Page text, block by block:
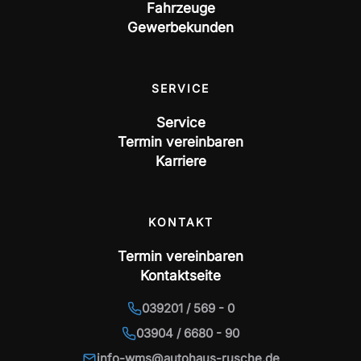
Fahrzeuge
Gewerbekunden
SERVICE
Service
Termin vereinbaren
Karriere
KONTAKT
Termin vereinbaren
Kontaktseite
039201 / 569 - 0
03904 / 6680 - 90